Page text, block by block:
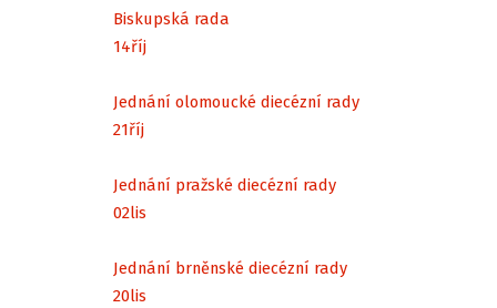
Biskupská rada
14říj
Jednání olomoucké diecézní rady
21říj
Jednání pražské diecézní rady
02lis
Jednání brněnské diecézní rady
20lis